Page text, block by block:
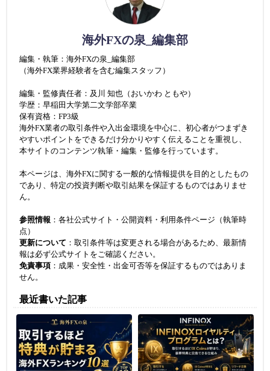
海外FXの泉_編集部
編集・執筆：海外FXの泉_編集部
（海外FX業界経験者を含む編集スタッフ）
編集・監修責任者：及川 知也（おいかわ ともや）
学歴：早稲田大学第二文学部卒業
保有資格：FP3級
海外FX業者の取引条件や入出金環境を中心に、初心者がつまずき
やすいポイントをできるだけ分かりやすく伝えることを重視し、
本サイトのコンテンツ執筆・編集・監修を行っています。
本ページは、海外FXに関する一般的な情報提供を目的としたもの
であり、特定の投資判断や取引結果を保証するものではありませ
ん。
参照情報 ：各社公式サイト・公開資料・利用条件ページ（執筆時
点）
更新について ：取引条件等は変更される場合があるため、最新情
報は必ず公式サイトをご確認ください。
免責事項 ：成果・安全性・出金可否等を保証するものではありま
せん。
最近書いた記事